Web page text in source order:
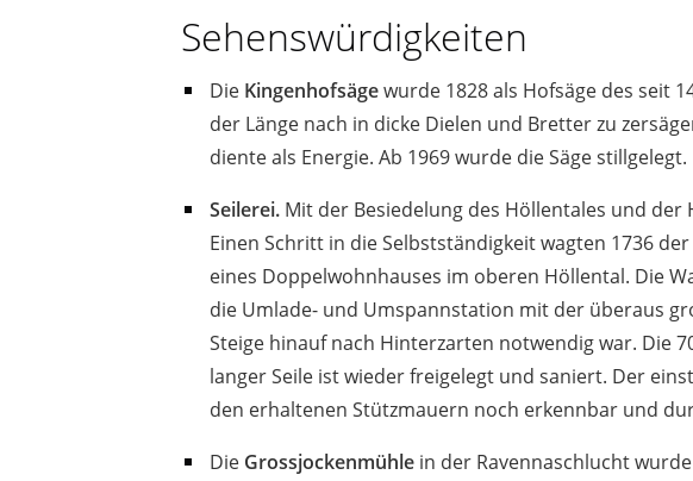
Sehenswürdigkeiten
Die Kingenhofsägewurde 1828 als Hofsäge des seit
der Länge nach in dicke Dielen und Bretter zu
diente als Energie. Ab 1969 wurde die Säge stillgelegt.
Seilerei. Mit der Besiedelung des Höllentales und
Einen Schritt in die Selbstständigkeit wagten 1736
eines Doppelwohnhauses im oberen Höllental. Die
die Umlade- und Umspannstation mit der überaus
Steige hinauf nach Hinterzarten notwendig war. Die
langer Seile ist wieder freigelegt und saniert. Der
den erhaltenen Stützmauern noch erkennbar und
Die Grossjockenmühle in der Ravennaschlucht